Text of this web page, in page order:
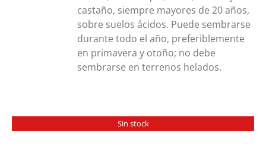
castaño, siempre mayores de 20 años,
sobre suelos ácidos. Puede sembrarse
durante todo el año, preferiblemente
en primavera y otoño; no debe
sembrarse en terrenos helados.
Sin stock